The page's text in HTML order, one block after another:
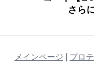
さら
メインページ プロ